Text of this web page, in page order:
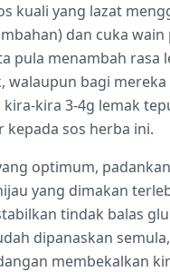
kuali yang lazat
dan cuka
pula menambah
walaupun bagi
kira 3-4g lemak
sos herba ini.
optimum,
yang dimakan
tindak balas
dipanaskan
membekalkan